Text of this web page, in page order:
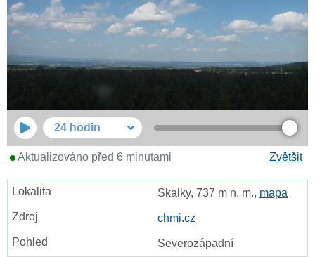
24 hodin
Zvětšit
Aktualizováno před 6 minutami
Skalky, 737 m n. m., mapa
chmi.cz
Severozápadní